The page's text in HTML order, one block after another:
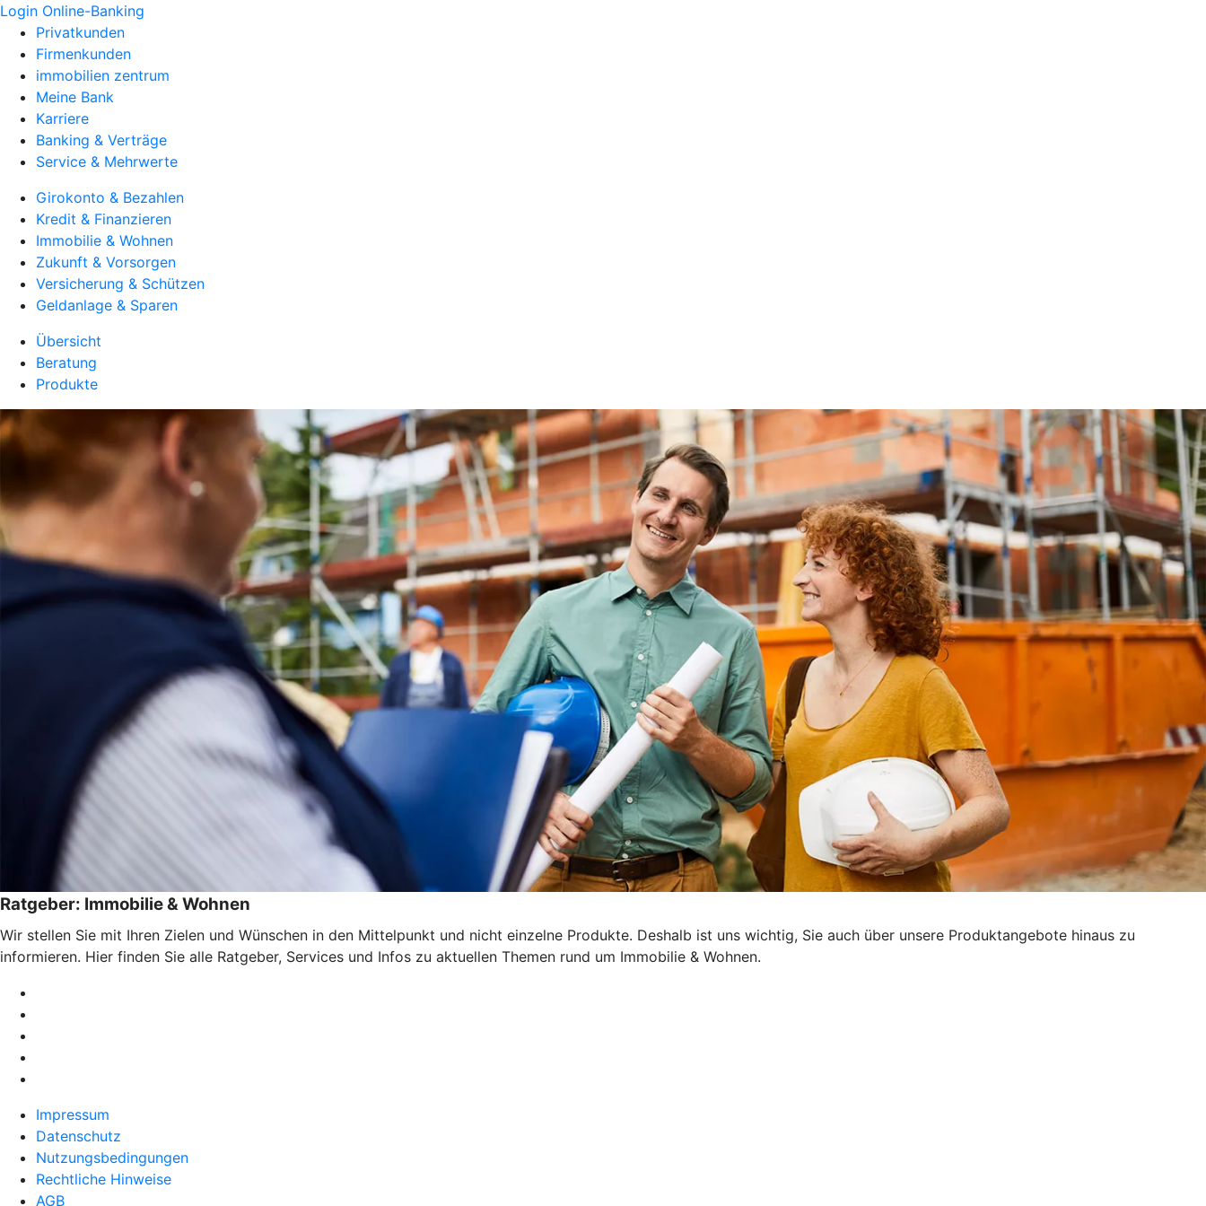
Login Online-Banking
Privatkunden
Firmenkunden
immobilien zentrum
Meine Bank
Karriere
Banking & Verträge
Service & Mehrwerte
Girokonto & Bezahlen
Kredit & Finanzieren
Immobilie & Wohnen
Zukunft & Vorsorgen
Versicherung & Schützen
Geldanlage & Sparen
Übersicht
Beratung
Produkte
Ratgeber: Immobilie & Wohnen
Wir stellen Sie mit Ihren Zielen und Wünschen in den Mittelpunkt und nicht einzelne Produkte. Deshalb ist uns wichtig, Sie auch über unsere Produktangebote hinaus zu
informieren. Hier finden Sie alle Ratgeber, Services und Infos zu aktuellen Themen rund um Immobilie & Wohnen.
Impressum
Datenschutz
Nutzungsbedingungen
Rechtliche Hinweise
AGB